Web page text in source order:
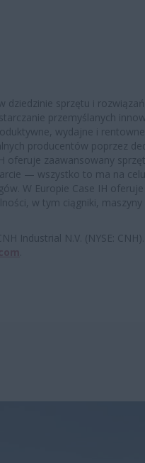
sprzętu i
przemyślanych
wydajne i
producentów poprzez
oferuje zaawansowany
— wszystko to ma na
W Europie Case IH
w tym ciągniki,
Industrial N.V. (NYSE: